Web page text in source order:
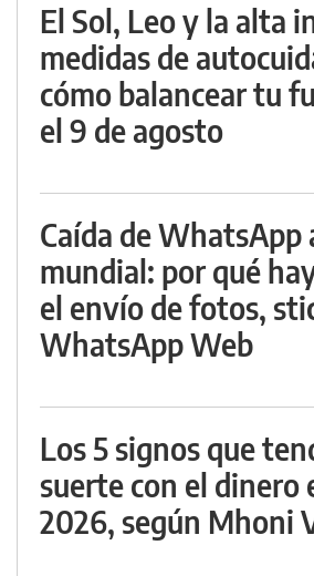
El Sol, Leo y la alta
medidas de
cómo balancear tu
el 9 de agosto
Caída de WhatsApp
mundial: por qué
el envío de fotos,
WhatsApp Web
Los 5 signos que
suerte con el dinero
2026, según Mhoni